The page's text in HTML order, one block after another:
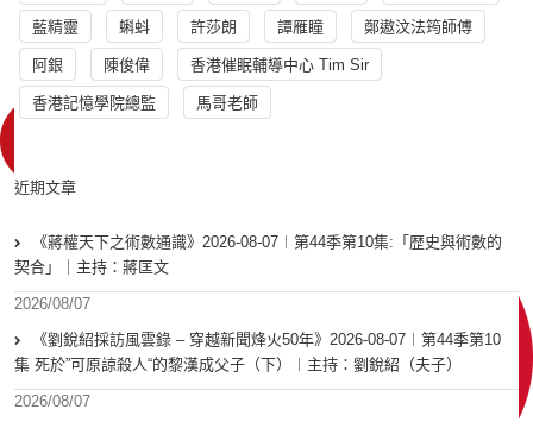
藍精靈 蝌蚪 許莎朗 譚雁瞳 鄭遨汶法筠師傅
阿銀 陳俊偉 香港催眠輔導中心 Tim Sir
香港記憶學院總監 馬哥老師
近期文章
《蔣權天下之術數通識》2026-08-07︱第44季第10集:「歴史與術數的
契合」｜主持：蔣匡文
2026/08/07
《劉銳紹採訪風雲錄 – 穿越新聞烽火50年》2026-08-07︱第44季第10
集 死於”可原諒殺人“的黎漢成父子（下）︱主持：劉銳紹（夫子）
2026/08/07